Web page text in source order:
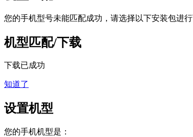
您的手机型号未能匹配成功，请选择以下安装包进行
机型匹配/下载
下载已成功
知道了
设置机型
您的手机机型是：